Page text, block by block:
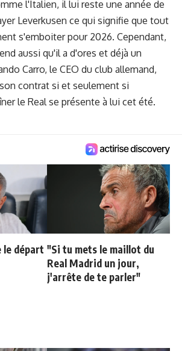
l'Italien, il lui reste une année de
Leverkusen ce qui signifie que tout
s'emboiter pour 2026. Cependant,
aussi qu'il a d'ores et déjà un
Carro, le CEO du club allemand,
contrat si et seulement si
le Real se présente à lui cet été.
le départ "Si tu mets le maillot du
Real Madrid un jour,
j'arrête de te parler"